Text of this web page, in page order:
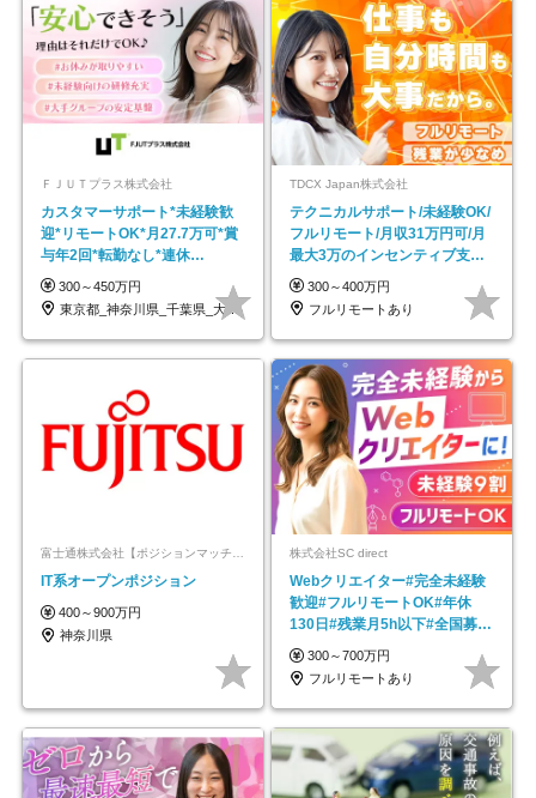
ＦＪＵＴプラス株式会社
カスタマーサポート*未経験歓
迎*リモートOK*月27.7万可*賞
与年2回*転勤なし*連休
OK/ZE010232
300～450万円
東京都_神奈川県_千葉県_大阪府_愛知県…
TDCX Japan株式会社
テクニカルサポート/未経験OK/
フルリモート/月収31万円可/月
最大3万のインセンティブ支給/
平均年齢33歳
300～400万円
フルリモートあり
富士通株式会社【ポジションマッチ登録】
IT系オープンポジション
400～900万円
神奈川県
株式会社SC direct
Webクリエイター#完全未経験
歓迎#フルリモートOK#年休
130日#残業月5h以下#全国募集
#最大1年の研修
300～700万円
フルリモートあり